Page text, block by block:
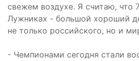
свежем воздухе. Я считаю, что
Лужниках - большой хороший
не только российского, но и
- Чемпионами сегодня стали